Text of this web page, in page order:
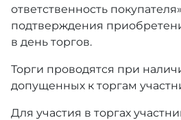
ответственность
подтверждения
в день торгов.
Торги проводятся при
допущенных к торгам
Для участия в торгах